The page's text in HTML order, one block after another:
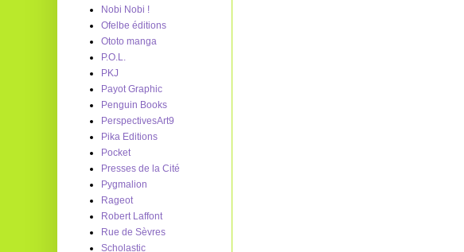
Nobi Nobi !
Ofelbe éditions
Ototo manga
P.O.L.
PKJ
Payot Graphic
Penguin Books
PerspectivesArt9
Pika Editions
Pocket
Presses de la Cité
Pygmalion
Rageot
Robert Laffont
Rue de Sèvres
Scholastic